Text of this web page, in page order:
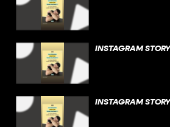
INSTAGRAM
INSTAGRAM